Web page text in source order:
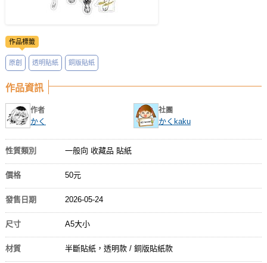
作品標籤
原創 透明貼紙 銅版貼紙
作品資訊
作者
かく
社團
かくkaku
性質類別 一般向 收藏品 貼紙
價格 50元
發售日期 2026-05-24
尺寸 A5大小
材質 半斷貼紙，透明款 / 銅版貼紙款